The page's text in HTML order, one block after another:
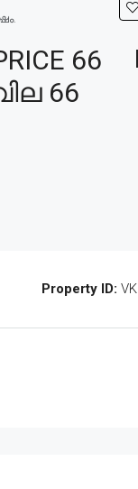
66
66
Property ID: